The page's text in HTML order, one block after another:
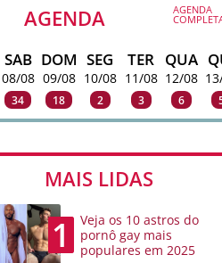
AGENDA AGENDA
SAB
08/08
34
DOM
09/08
18
SEG
10/08
2
TER
11/08
3
QUA
12/08
6
MAIS LIDAS
1
Veja os 10 astros do
pornô gay mais
populares em 2025